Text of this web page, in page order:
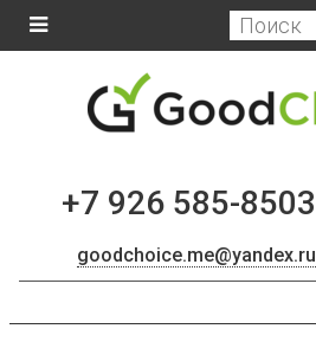
+7 926 585-8503
goodchoice.me@yandex.ru